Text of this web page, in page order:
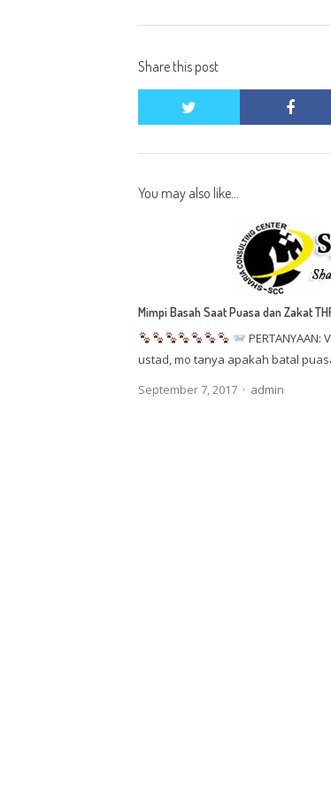
Share this post
twitter
You may also like...
Mimpi Basah Saat Puasa dan Zakat
ustad, mo tanya apakah batal
September 7, 2017
Author
admin